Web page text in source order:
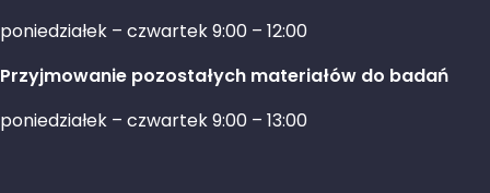
poniedziałek – czwartek 9:00 – 12:00
Przyjmowanie pozostałych materiałów do badań
poniedziałek – czwartek 9:00 – 13:00